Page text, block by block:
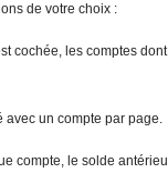
de votre choix :
cochée, les comptes
avec un compte par page.
compte, le solde